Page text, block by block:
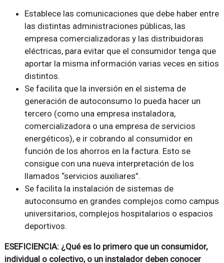
Establece las comunicaciones que debe haber entre
las distintas administraciones públicas, las
empresa comercializadoras y las distribuidoras
eléctricas, para evitar que el consumidor tenga que
aportar la misma información varias veces en sitios
distintos.
Se facilita que la inversión en el sistema de
generación de autoconsumo lo pueda hacer un
tercero (como una empresa instaladora,
comercializadora o una empresa de servicios
energéticos), e ir cobrando al consumidor en
función de los ahorros en la factura. Esto se
consigue con una nueva interpretación de los
llamados “servicios auxiliares”.
Se facilita la instalación de sistemas de
autoconsumo en grandes complejos como campus
universitarios, complejos hospitalarios o espacios
deportivos.
ESEFICIENCIA: ¿Qué es lo primero que un consumidor,
individual o colectivo, o un instalador deben conocer